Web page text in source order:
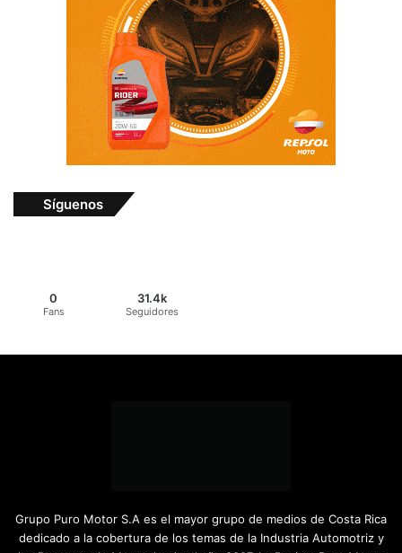
Síguenos
0
Fans
31.4k
Seguidores
Grupo Puro Motor S.A es el mayor grupo de medios de Costa Rica
dedicado a la cobertura de los temas de la Industria Automotriz y